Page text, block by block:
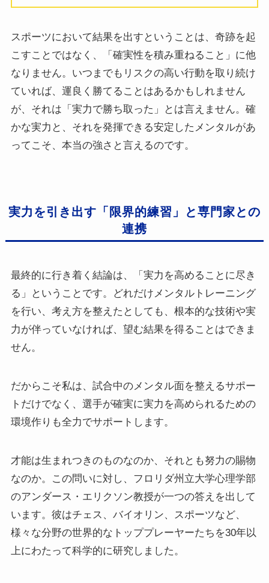
スポーツにおいて結果を出すということは、奇跡を起
こすことではなく、「確実性を積み重ねること」に他
なりません。いつまでもリスクの高い行動を取り続け
ていれば、運良く勝てることはあるかもしれません
が、それは「実力で勝ち取った」とは言えません。確
かな実力と、それを発揮できる安定したメンタルがあ
ってこそ、本当の強さと言えるのです。
実力を引き出す「限界的練習」と専門家との
連携
最終的に行き着く結論は、「実力を高めることに尽き
る」ということです。どれだけメンタルトレーニング
を行い、考え方を整えたとしても、根本的な技術や実
力が伴っていなければ、望む結果を得ることはできま
せん。
だからこそ私は、試合中のメンタル面を整えるサポー
トだけでなく、選手が確実に実力を高められるための
環境作りも全力でサポートします。
才能は生まれつきのものなのか、それとも努力の賜物
なのか。この問いに対し、フロリダ州立大学心理学部
のアンダース・エリクソン教授が一つの答えを出して
います。彼はチェス、バイオリン、スポーツなど、
様々な分野の世界的なトッププレーヤーたちを30年以
上にわたって科学的に研究しました。